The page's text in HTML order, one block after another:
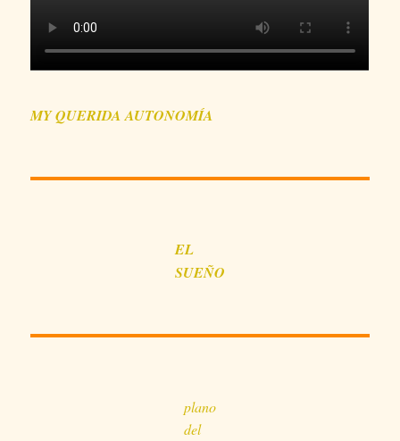
MY QUERIDA AUTONOMÍA
EL
SUEÑO
plano
del